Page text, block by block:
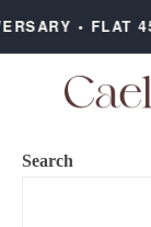
• FLAT
Search